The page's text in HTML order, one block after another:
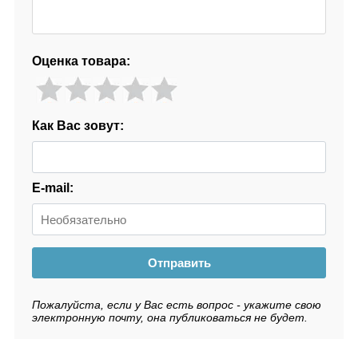
Оценка товара:
Как Вас зовут:
E-mail:
Отправить
Пожалуйста, если у Вас есть вопрос - укажите свою
электронную почту, она публиковаться не будет.